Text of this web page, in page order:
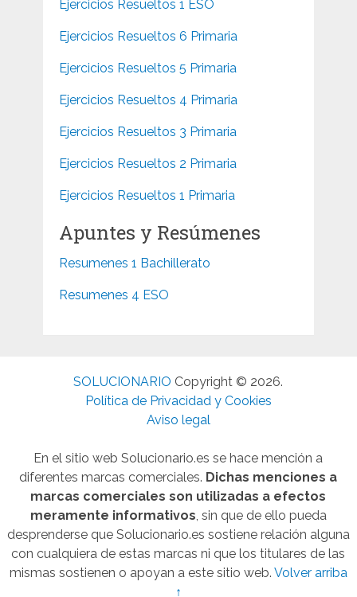
Ejercicios Resueltos 1 ESO
Ejercicios Resueltos 6 Primaria
Ejercicios Resueltos 5 Primaria
Ejercicios Resueltos 4 Primaria
Ejercicios Resueltos 3 Primaria
Ejercicios Resueltos 2 Primaria
Ejercicios Resueltos 1 Primaria
Apuntes y Resúmenes
Resumenes 1 Bachillerato
Resumenes 4 ESO
SOLUCIONARIO Copyright © 2026.
Política de Privacidad y Cookies
Aviso legal
En el sitio web Solucionario.es se hace mención a
diferentes marcas comerciales. Dichas menciones a
marcas comerciales son utilizadas a efectos
meramente informativos , sin que de ello pueda
desprenderse que Solucionario.es sostiene relación alguna
con cualquiera de estas marcas ni que los titulares de las
mismas sostienen o apoyan a este sitio web. Volver arriba
↑